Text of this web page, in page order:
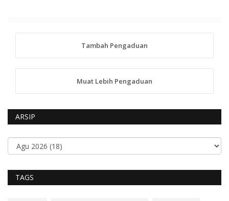
Tambah Pengaduan
Muat Lebih Pengaduan
ARSIP
TAGS